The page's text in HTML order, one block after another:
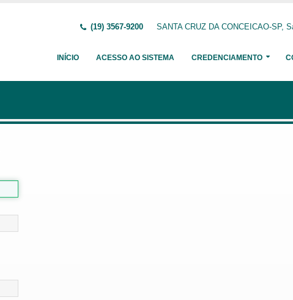
(19) 3567-9200 SANTA CRUZ DA CONCEICAO-SP,
INÍCIO ACESSO AO SISTEMA CREDENCIAMENTO